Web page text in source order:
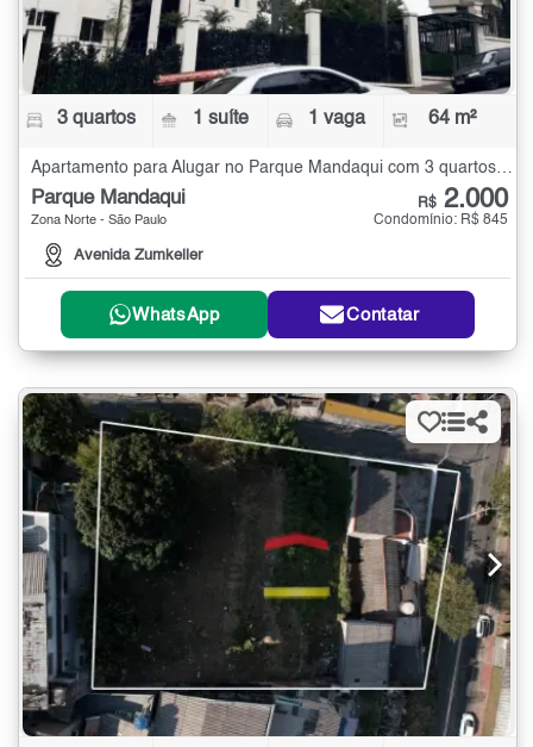
3 quartos 1 suíte 1 vaga 64 m²
Apartamento para Alugar no Parque Mandaqui com 3 quartos - 64 m²
Parque Mandaqui
Zona Norte - São Paulo
Avenida Zumkeller
R$ 2.000
Condomínio: R$ 845
WhatsApp Contatar